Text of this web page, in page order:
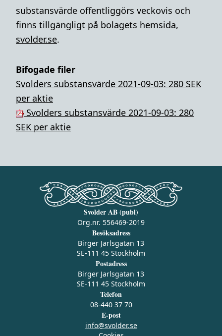
substansvärde offentliggörs veckovis och
finns tillgängligt på bolagets hemsida,
svolder.se.
Bifogade filer
Svolders substansvärde 2021-09-03: 280 SEK
per aktie
Svolders substansvärde 2021-09-03: 280
SEK per aktie
Svolder AB (publ)
Org.nr. 556469-2019
Besöksadress
Birger Jarlsgatan 13
SE-111 45 Stockholm
Postadress
Birger Jarlsgatan 13
SE-111 45 Stockholm
Telefon
08-440 37 70
E-post
info@svolder.se